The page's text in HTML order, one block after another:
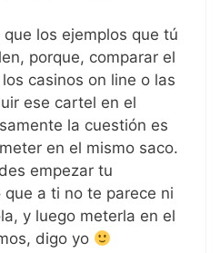
los ejemplos que tú
porque, comparar el
casinos on line o las
ese cartel en el
la cuestión es
en el mismo saco.
empezar tu
a ti no te parece ni
y luego meterla en el
digo yo